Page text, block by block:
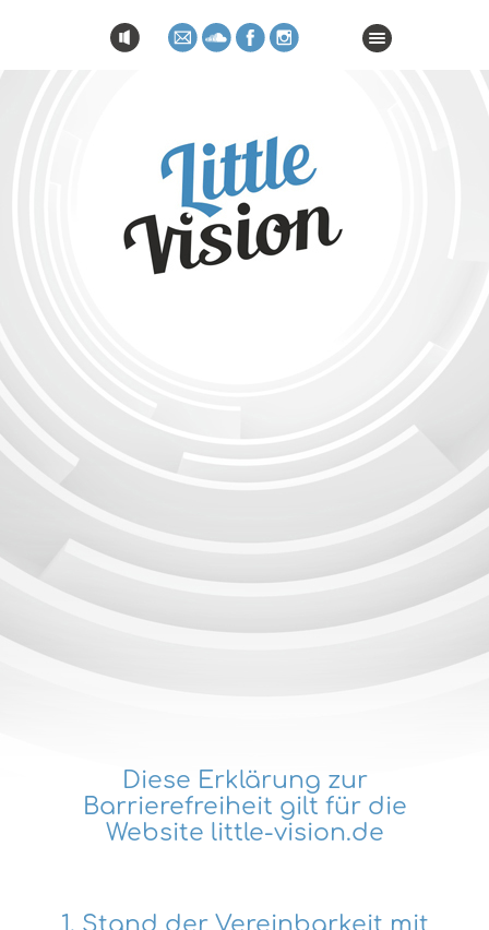
HOME
NEXT DATES
Diese Erklärung zur
Barrierefreiheit gilt für die
Website little-vision.de
1. Stand der Vereinbarkeit mit